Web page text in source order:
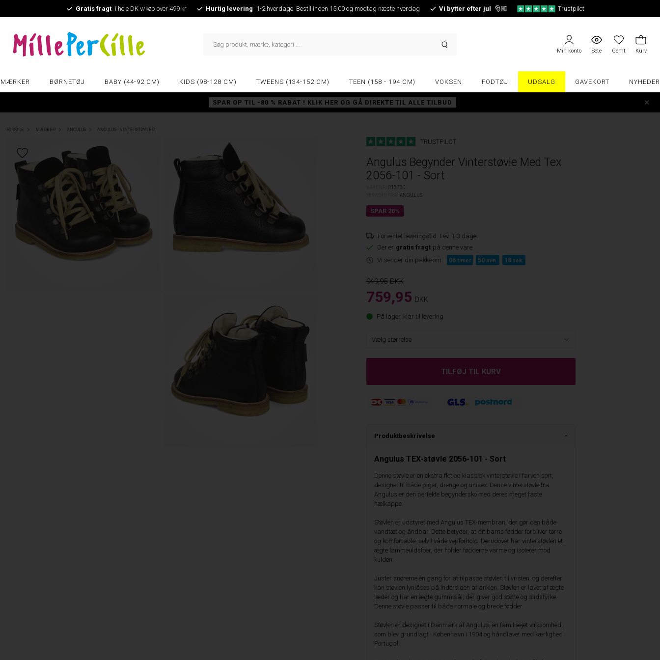
Gratis fragt i hele DK v/køb over 499 kr Hurtig levering 1-2 hverdage. Bestil inden 15:00 og modtag næste hverdag Vi bytter efter jul 🎅🏼 Trustpilot
Min konto Sete Gemt Kurv
MÆRKER BØRNETØJ BABY (44-92 CM) KIDS (98-128 CM) TWEENS (134-152 CM) TEEN (158 - 194 CM) VOKSEN FODTØJ UDSALG GAVEKORT NYHEDER
SPAR OP TIL -80 % RABAT ! KLIK HER OG GÅ DIREKTE TIL ALLE TILBUD
FORSIDE MÆRKER ANGULUS ANGULUS - VINTERSTØVLER
TRUSTPILOT
Angulus Begynder Vinterstøvle Med Tex
2056-101 - Sort
013730
ANGULUS
Forventet leveringstid: Lev. 1-3 dage
Der er gratis fragt på denne vare
Vi sender din pakke om:
06 timer 50 min. 17 sek.
949,95
759,95 DKK
På lager, klar til levering
Produktbeskrivelse
Angulus TEX-støvle 2056-101 - Sort
Denne støvle er en ekstra flot og klassisk vinterstøvle i farven sort,
designet til både piger, drenge og unisex. Denne vinterstøvle fra
Angulus er den perfekte begyndersko med deres meget faste
hælkappe.
Støvlen er udstyret med Angulus TEX-membran, der gør den både
vandtæt og åndbar. Dette betyder, at dit barns fødder forbliver tørre
og komfortable, selv i våde vejrforhold. Derudover har vinterstøvlen et
ægte lammeuldsfoer, der holder fødderne varme og isolerer mod
kulden.
Juster snørerne én gang for at tilpasse støvlen til vristen, og derefter
kan støvlen lynlåses på indersiden af anklen. Støvlen er lavet af ægte
læder og har en ægte gummisål, der giver god støtte og slidstyrke.
Denne støvle passer til både normale og brede fødder.
Støvlen er designet i Danmark af Angulus, en familieejet virksomhed,
som blev grundlagt i København i 1904 og håndlavet med kærlighed i
Portugal.